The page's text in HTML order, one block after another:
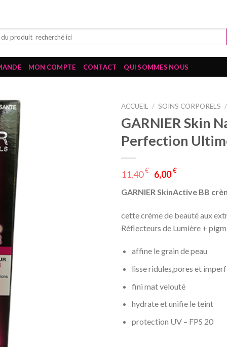
MON COMPTE CONTACT QUI SOMMES NOUS
ACCUEIL / SOINS CORPORELS /
GARNIER Skin
Perfection
11,40€ 6,00€
GARNIER SkinActive BB
cette crème de beauté aux
Réflecteurs de Lumière +
affine le grain de peau
lisse ridules,pores et
fini mat velouté
hydrate et unifie le teint
protection UV – FPS 20